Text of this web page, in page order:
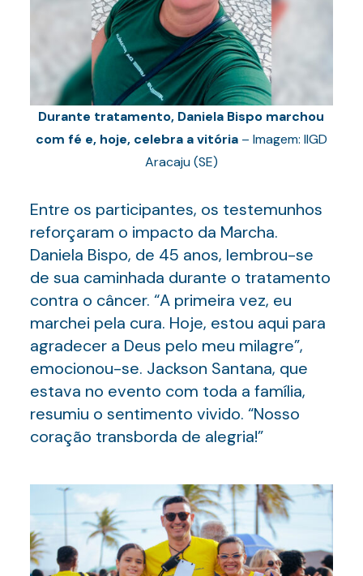
Durante tratamento, Daniela Bispo marchou
com fé e, hoje, celebra a vitória– Imagem: IIGD
Aracaju (SE)
Entre os participantes, os testemunhos
reforçaram o impacto da Marcha.
Daniela Bispo, de 45 anos, lembrou-se
de sua caminhada durante o tratamento
contra o câncer. “A primeira vez, eu
marchei pela cura. Hoje, estou aqui para
agradecer a Deus pelo meu milagre”,
emocionou-se. Jackson Santana, que
estava no evento com toda a família,
resumiu o sentimento vivido. “Nosso
coração transborda de alegria!”